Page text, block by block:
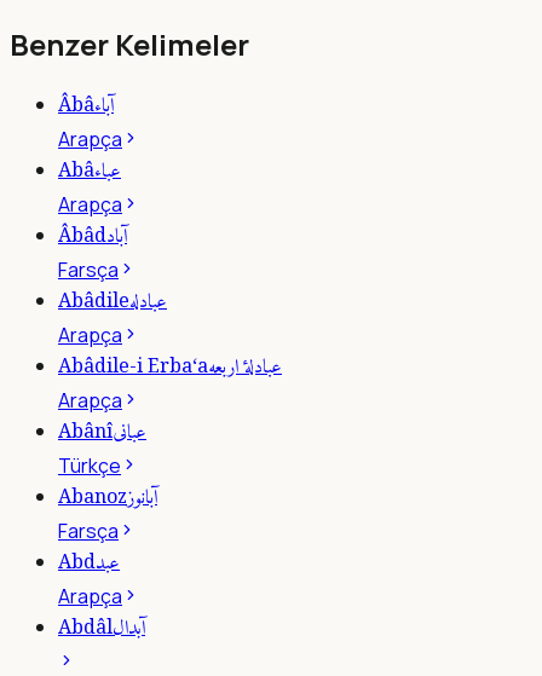
Benzer Kelimeler
Âbâآباء
Arapça
Abâعباء
Arapça
Âbâdآباد
Farsça
Abâdileعبادله
Arapça
Abâdile-i Erba‘aعبادلۀ اربعه
Arapça
Abânîعبانى
Türkçe
Abanozآبانوز
Farsça
Abdعبد
Arapça
Abdâlآبدال